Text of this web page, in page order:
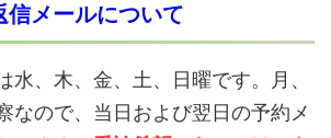
信メールについて
水、木、金、土、日曜です。月、
なので、当日および翌日の予約メ